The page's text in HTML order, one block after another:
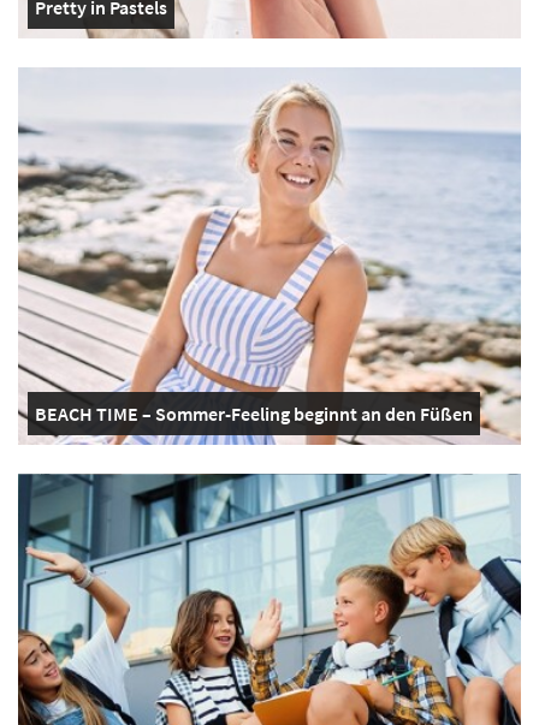
Pretty in Pastels
BEACH TIME – Sommer-Feeling beginnt an den Füßen